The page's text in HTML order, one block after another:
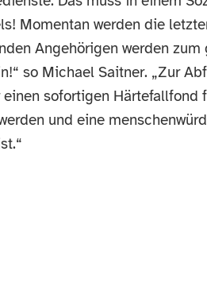
Momentan werden die
Angehörigen werden
so Michael Saitner. „Zur
einen sofortigen
und eine